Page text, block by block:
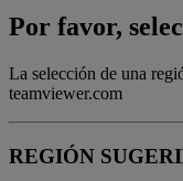
Por favor,
La selección de una
teamviewer.com
REGIÓN